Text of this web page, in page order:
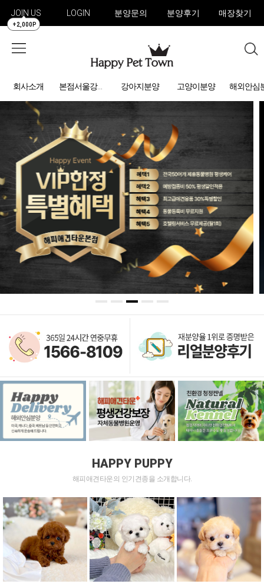
JOIN US
+2,000P
LOGIN 분양문의 분양후기 매장찾기
회사소개 본점서울강아지분양 강아지분양 고양이분양 해외안심
HAPPY PUPPY
해피애견타운의 인기견종을 소개합니다.